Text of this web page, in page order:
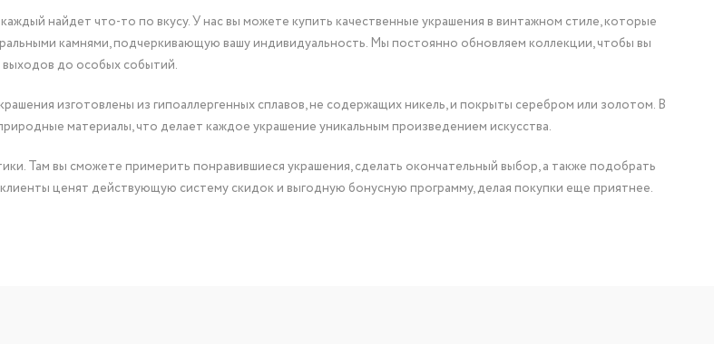
найдет что-то по вкусу. У нас вы можете купить качественные украшения в винтажном стиле, которые
камнями, подчеркивающую вашу индивидуальность. Мы постоянно обновляем коллекции, чтобы вы
до особых событий.
изготовлены из гипоаллергенных сплавов, не содержащих никель, и покрыты серебром или золотом. В
материалы, что делает каждое украшение уникальным произведением искусства.
Там вы сможете примерить понравившиеся украшения, сделать окончательный выбор, а также подобрать
ценят действующую систему скидок и выгодную бонусную программу, делая покупки еще приятнее.